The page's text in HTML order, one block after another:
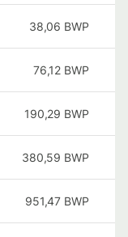
38,06 BWP
76,12 BWP
190,29 BWP
380,59 BWP
951,47 BWP